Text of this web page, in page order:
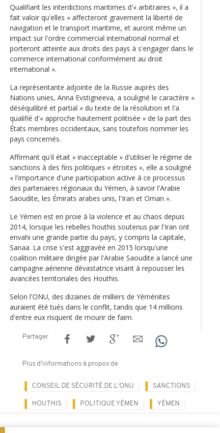
Qualifiant les interdictions maritimes d'« arbitraires », il a
fait valoir qu'elles « affecteront gravement la liberté de
navigation et le transport maritime, et auront même un
impact sur l'ordre commercial international normal et
porteront atteinte aux droits des pays à s'engager dans le
commerce international conformément au droit
international ».
La représentante adjointe de la Russie auprès des
Nations unies, Anna Evstigneeva, a souligné le caractère «
déséquilibré et partial » du texte de la résolution et l'a
qualifié d'« approche hautement politisée » de la part des
États membres occidentaux, sans toutefois nommer les
pays concernés.
Affirmant qu'il était « inacceptable » d'utiliser le régime de
sanctions à des fins politiques « étroites », elle a souligné
« l'importance d'une participation active à ce processus
des partenaires régionaux du Yémen, à savoir l'Arabie
Saoudite, les Émirats arabes unis, l'Iran et Oman ».
Le Yémen est en proie à la violence et au chaos depuis
2014, lorsque les rebelles houthis soutenus par l'Iran ont
envahi une grande partie du pays, y compris la capitale,
Sanaa. La crise s'est aggravée en 2015 lorsqu'une
coalition militaire dirigée par l'Arabie Saoudite a lancé une
campagne aérienne dévastatrice visant à repousser les
avancées territoriales des Houthis.
Selon l'ONU, des dizaines de milliers de Yéménites
auraient été tués dans le conflit, tandis que 14 millions
d'entre eux risquent de mourir de faim.
Partager
Plus d'informations à propos de
CONSEIL DE SÉCURITÉ DE L'ONU SANCTIONS
HOUTHIS POLITIQUE YÉMEN YÉMEN